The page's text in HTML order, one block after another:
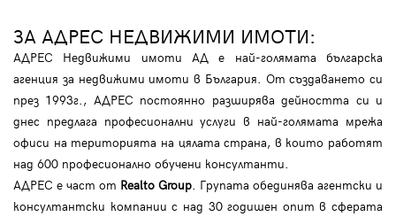
ЗА АДРЕС НЕДВИЖИМИ ИМОТИ:
АДРЕС Недвижими имоти АД е най-голямата българска
агенция за недвижими имоти в България. От създаването си
през 1993г., АДРЕС постоянно разширява дейността си и
днес предлага професионални услуги в най-голямата мрежа
офиси на територията на цялата страна, в които работят
над 600 професионално обучени консултанти.
АДРЕС е част от Realto Group . Групата обединява агентски и
консултантски компании с над 30 годишен опит в сферата